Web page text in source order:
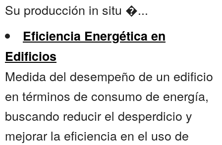
Su producción in situ �...
Eficiencia Energética en
Edificios
Medida del desempeño de un edificio
en términos de consumo de energía,
buscando reducir el desperdicio y
mejorar la eficiencia en el uso de